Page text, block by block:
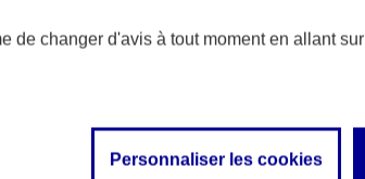
de changer d'avis à tout moment en allant sur
Personnaliser les cookies